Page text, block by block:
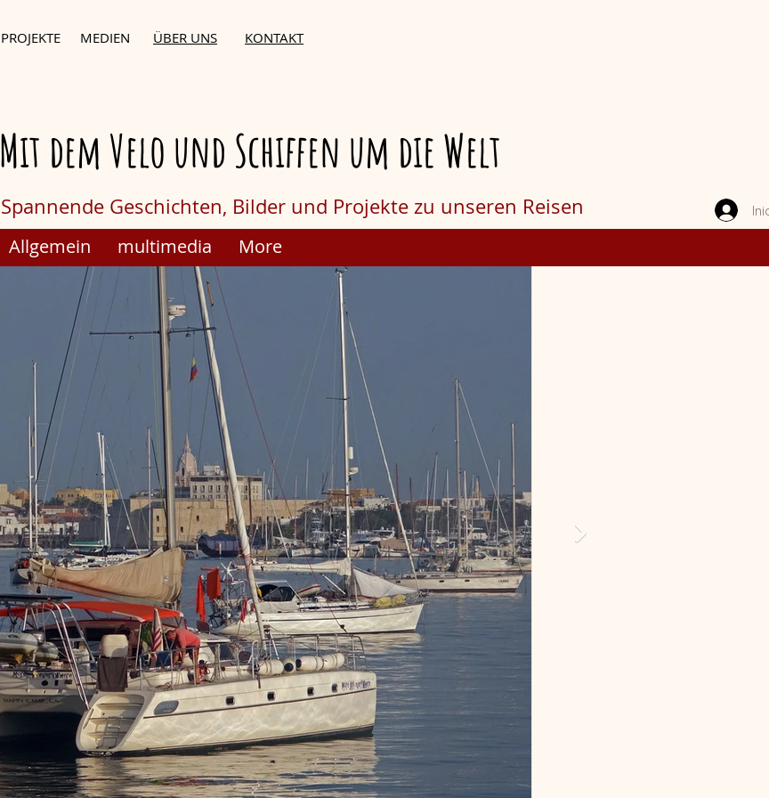
PROJEKTE MEDIEN ÜBER UNS KONTAKT
Mit dem Velo und Schiffen um die Welt
Spannende Geschichten, Bilder und Projekte zu unseren Reisen
Allgemein multimedia More